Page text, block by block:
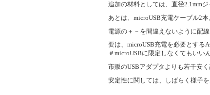
追加の材料としては、直径2.1mm
あとは、microUSB充電ケーブル2本
電源の＋－を間違えないように配線
要は、microUSB充電を必要とする
＃microUSBに限定しなくてもいい
市販のUSBアダプタよりも若干安
安定性に関しては、しばらく様子を